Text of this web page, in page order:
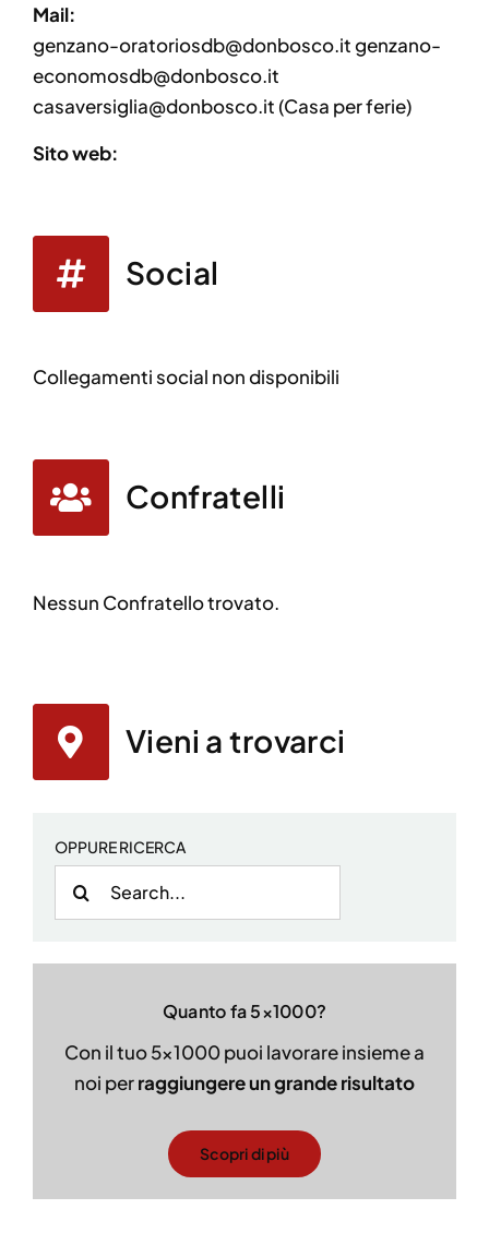
Mail:
genzano-oratoriosdb@donbosco.it genzano-
economosdb@donbosco.it
casaversiglia@donbosco.it (Casa per ferie)
Sito web:
Social
Collegamenti social non disponibili
Confratelli
Nessun Confratello trovato.
Vieni a trovarci
OPPURE RICERCA
Cerca
per:
Quanto fa 5×1000?
Con il tuo 5×1000 puoi lavorare insieme a
noi perraggiungere un grande risultato
Scopri di più